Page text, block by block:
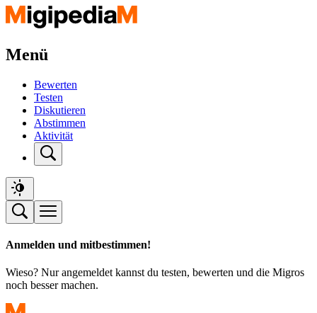
Menü
Bewerten
Testen
Diskutieren
Abstimmen
Aktivität
Anmelden und mitbestimmen!
Wieso? Nur angemeldet kannst du testen, bewerten und die Migros
noch besser machen.